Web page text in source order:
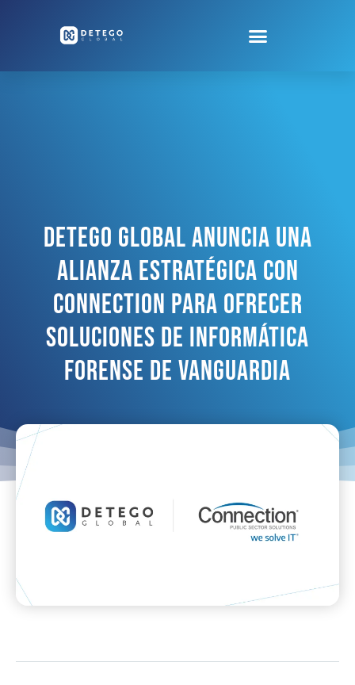
Detego Global Anuncia Una
Alianza Estratégica Con
Connection Para Ofrecer
Soluciones De Informática
Forense De Vanguardia